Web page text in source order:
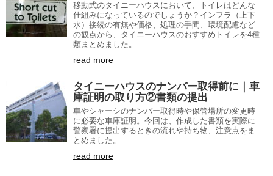
移動式のタイニーハウスにおいて、トイレはどんな
仕組みになっているのでしょうか？インフラ（上下
水）接続の有無や価格、処理の手間、環境配慮など
の観点から、タイニーハウスのおすすめトイレを4種
類まとめました。
read more
タイニーハウスのナンバー取得前に｜車
庫証明の取り方②書類の提出
車やシャーシのナンバー取得時や保管場所の変更時
に必要な車庫証明。今回は、作成した書類を実際に
警察署に提出するときの流れや持ち物、注意点をま
とめました。
read more